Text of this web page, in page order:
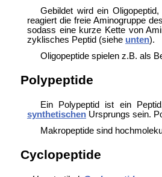
Gebildet wird ein
reagiert die freie Aminogruppe
sodass eine kurze Kette von
zyklisches Peptid (siehe unten).
Oligopeptide spielen z.B. als
Polypeptide
Ein Polypeptid ist ein
synthetischenUrsprungs sein.
Makropeptide sind
Cyclopeptide